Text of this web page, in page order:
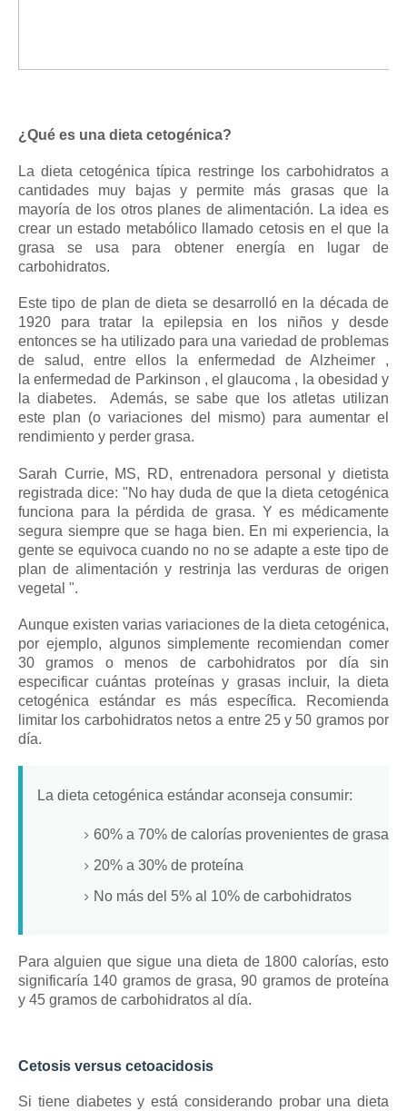
¿Qué es una dieta cetogénica?
La dieta cetogénica típica restringe los carbohidratosa
cantidades muy bajas y permite más grasas que la
mayoría de los otros planes de alimentación. La idea es
crear un estado metabólico llamado cetosis en el que la
grasa se usa para obtener energía en lugar de
carbohidratos.
Este tipo de plan de dieta se desarrolló en la década de
1920 para tratar la epilepsia en los niños y desde
entonces se ha utilizado para una variedad de problemas
de salud, entre ellos la enfermedad de Alzheimer ,
laenfermedad de Parkinson , elglaucoma , la obesidad y
la diabetes.
Además, se sabe que los atletas utilizan
este plan (o variaciones del mismo) para aumentar el
rendimiento y perder grasa.
Sarah Currie, MS, RD, entrenadora personal y dietista
registrada dice: "No hay duda de que la dieta cetogénica
funciona para la pérdida de grasa. Y es médicamente
segura siempre que se haga bien. En mi experiencia, la
gente se equivoca cuando no no se adapte a este tipo de
plan de alimentación y restrinja las verduras de origen
vegetal ".
Aunque existen varias variaciones de la dieta cetogénica,
por ejemplo, algunos simplemente recomiendan comer
30 gramos o menos de carbohidratos por día sin
especificar cuántas proteínas y grasas incluir, la dieta
cetogénica estándar es más específica.
Recomienda
limitar los carbohidratos netos a entre 25 y 50 gramos por
día.
La dieta cetogénica estándar aconseja consumir:
60% a 70% de calorías provenientes de grasas
20% a 30% de proteína
No más del 5% al ​​10% de carbohidratos
Para alguien que sigue una dieta de 1800 calorías, esto
significaría 140 gramos de grasa, 90 gramos de proteína
y 45 gramos de carbohidratos al día.
Cetosis versus cetoacidosis
Si tiene diabetes y está considerando probar una dieta